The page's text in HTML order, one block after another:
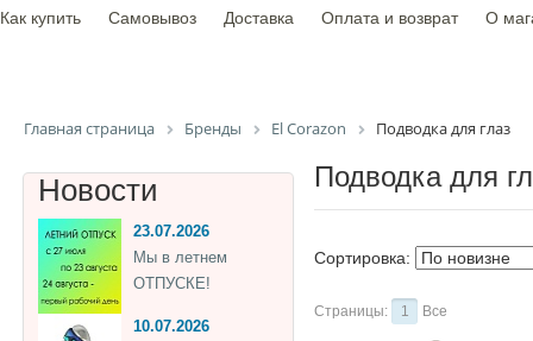
Как купить Самовывоз Доставка Оплата и возврат О
Главная страница Бренды El Corazon Подводка для глаз
Подводка для
Сортировка:
Страницы: 1 Все
Новости
23.07.2026
Мы в летнем
ОТПУСКЕ!
10.07.2026